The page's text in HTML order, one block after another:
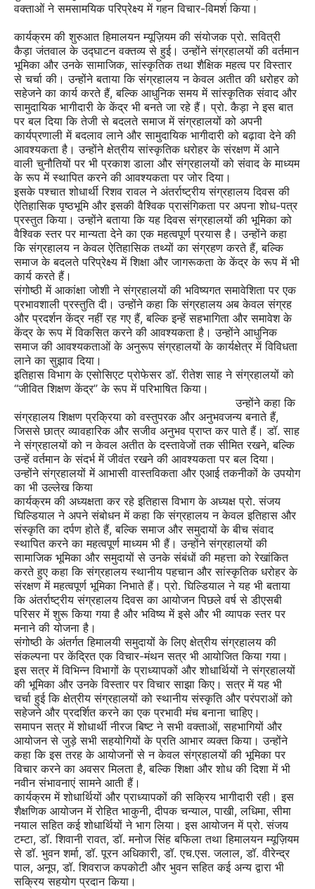
वक्ताओं ने समसामयिक परिप्रेक्ष्य में गहन विचार-विमर्श किया।
कार्यक्रम की शुरुआत हिमालयन म्यूज़ियम की संयोजक प्रो. सवित्री
कैड़ा जंतवाल के उद्घाटन वक्तव्य से हुई। उन्होंने संग्रहालयों की वर्तमान
भूमिका और उनके सामाजिक, सांस्कृतिक तथा शैक्षिक महत्व पर विस्तार
से चर्चा की। उन्होंने बताया कि संग्रहालय न केवल अतीत की धरोहर को
सहेजने का कार्य करते हैं, बल्कि आधुनिक समय में सांस्कृतिक संवाद और
सामुदायिक भागीदारी के केंद्र भी बनते जा रहे हैं। प्रो. कैड़ा ने इस बात
पर बल दिया कि तेजी से बदलते समाज में संग्रहालयों को अपनी
कार्यप्रणाली में बदलाव लाने और सामुदायिक भागीदारी को बढ़ावा देने की
आवश्यकता है। उन्होंने क्षेत्रीय सांस्कृतिक धरोहर के संरक्षण में आने
वाली चुनौतियों पर भी प्रकाश डाला और संग्रहालयों को संवाद के माध्यम
के रूप में स्थापित करने की आवश्यकता पर जोर दिया।
इसके पश्चात शोधार्थी रिशव रावल ने अंतर्राष्ट्रीय संग्रहालय दिवस की
ऐतिहासिक पृष्ठभूमि और इसकी वैश्विक प्रासंगिकता पर अपना शोध-पत्र
प्रस्तुत किया। उन्होंने बताया कि यह दिवस संग्रहालयों की भूमिका को
वैश्विक स्तर पर मान्यता देने का एक महत्वपूर्ण प्रयास है। उन्होंने कहा
कि संग्रहालय न केवल ऐतिहासिक तथ्यों का संग्रहण करते हैं, बल्कि
समाज के बदलते परिप्रेक्ष्य में शिक्षा और जागरूकता के केंद्र के रूप में भी
कार्य करते हैं।
संगोष्ठी में आकांक्षा जोशी ने संग्रहालयों की भविष्यगत समावेशिता पर एक
प्रभावशाली प्रस्तुति दी। उन्होंने कहा कि संग्रहालय अब केवल संग्रह
और प्रदर्शन केंद्र नहीं रह गए हैं, बल्कि इन्हें सहभागिता और समावेश के
केंद्र के रूप में विकसित करने की आवश्यकता है। उन्होंने आधुनिक
समाज की आवश्यकताओं के अनुरूप संग्रहालयों के कार्यक्षेत्र में विविधता
लाने का सुझाव दिया।
इतिहास विभाग के एसोसिएट प्रोफेसर डॉ. रीतेश साह ने संग्रहालयों को
“जीवित शिक्षण केंद्र” के रूप में परिभाषित किया।
उन्होंने कहा कि
संग्रहालय शिक्षण प्रक्रिया को वस्तुपरक और अनुभवजन्य बनाते हैं,
जिससे छात्र व्यावहारिक और सजीव अनुभव प्राप्त कर पाते हैं। डॉ. साह
ने संग्रहालयों को न केवल अतीत के दस्तावेजों तक सीमित रखने, बल्कि
उन्हें वर्तमान के संदर्भ में जीवंत रखने की आवश्यकता पर बल दिया।
उन्होंने संग्रहालयों में आभासी वास्तविकता और एआई तकनीकों के उपयोग
का भी उल्लेख किया
कार्यक्रम की अध्यक्षता कर रहे इतिहास विभाग के अध्यक्ष प्रो. संजय
घिल्डियाल ने अपने संबोधन में कहा कि संग्रहालय न केवल इतिहास और
संस्कृति का दर्पण होते हैं, बल्कि समाज और समुदायों के बीच संवाद
स्थापित करने का महत्वपूर्ण माध्यम भी हैं। उन्होंने संग्रहालयों की
सामाजिक भूमिका और समुदायों से उनके संबंधों की महत्ता को रेखांकित
करते हुए कहा कि संग्रहालय स्थानीय पहचान और सांस्कृतिक धरोहर के
संरक्षण में महत्वपूर्ण भूमिका निभाते हैं। प्रो. घिल्डियाल ने यह भी बताया
कि अंतर्राष्ट्रीय संग्रहालय दिवस का आयोजन पिछले वर्ष से डीएसबी
परिसर में शुरू किया गया है और भविष्य में इसे और भी व्यापक स्तर पर
मनाने की योजना है।
संगोष्ठी के अंतर्गत हिमालयी समुदायों के लिए क्षेत्रीय संग्रहालय की
संकल्पना पर केंद्रित एक विचार-मंथन सत्र भी आयोजित किया गया।
इस सत्र में विभिन्न विभागों के प्राध्यापकों और शोधार्थियों ने संग्रहालयों
की भूमिका और उनके विस्तार पर विचार साझा किए। सत्र में यह भी
चर्चा हुई कि क्षेत्रीय संग्रहालयों को स्थानीय संस्कृति और परंपराओं को
सहेजने और प्रदर्शित करने का एक प्रभावी मंच बनाना चाहिए।
समापन सत्र में शोधार्थी नीरज बिष्ट ने सभी वक्ताओं, सहभागियों और
आयोजन से जुड़े सभी सहयोगियों के प्रति आभार व्यक्त किया। उन्होंने
कहा कि इस तरह के आयोजनों से न केवल संग्रहालयों की भूमिका पर
विचार करने का अवसर मिलता है, बल्कि शिक्षा और शोध की दिशा में भी
नवीन संभावनाएं सामने आती हैं।
कार्यक्रम में शोधार्थियों और प्राध्यापकों की सक्रिय भागीदारी रही। इस
शैक्षणिक आयोजन में रोहित भाकुनी, दीपक चन्याल, पाखी, लधिमा, सीमा
नयाल सहित कई शोधार्थियों ने भाग लिया। इस आयोजन में प्रो. संजय
टम्टा, डॉ. शिवानी रावत, डॉ. मनोज सिंह बफिला तथा हिमालयन म्यूज़ियम
से डॉ. भुवन शर्मा, डॉ. पूरन अधिकारी, डॉ. एच.एस. जलाल, डॉ. वीरेन्द्र
पाल, अनूप, डॉ. शिवराज कपकोटी और भुवन सहित कई अन्य द्वारा भी
सक्रिय सहयोग प्रदान किया।